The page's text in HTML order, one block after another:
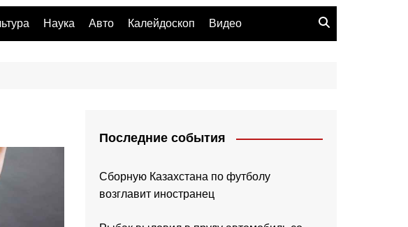
Наука Авто Калейдоскоп Видео
Последние события
Сборную Казахстана по футболу
возглавит иностранец